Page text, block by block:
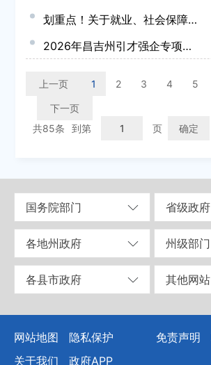
划重点！关于就业、社会保障……政府工作报告这样说→
2026年昌吉州引才强企专项行动——“转化型技术人才引进项目”申报指南
上一页 1 2 3 4 5
下一页
共85条
到第 页 确定
国务院部门 省级政府
各地州政府 州级部门
各县市政府 其他网站
网站地图 隐私保护 免责声明
关于我们
政府APP